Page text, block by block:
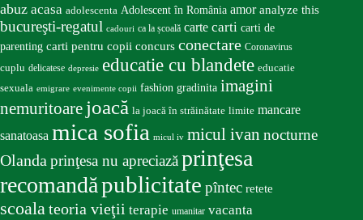
abuz acasa adolescenta Adolescent în România amor analyze this
bucureşti-regatul cadouri ca la școală carte carti carti de
parenting carti pentru copii concurs conectare Coronavirus
cuplu delicatese depresie educatie cu blandete educatie
sexuala emigrare evenimente copii fashion gradinita imagini
nemuritoare joacă la joacă în străinătate limite mancare
sanatoasa mica sofia micul iv micul ivan nocturne
Olandaprinţesa nu apreciazăprinţesa
recomandăpublicitate pîntec retete
scoalateoria vieţii terapie umanitar vacanta